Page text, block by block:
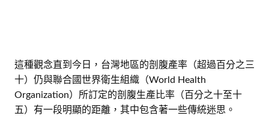
這種觀念直到今日，台灣地區的剖腹產率（超過百分之三
十）仍與聯合國世界衛生組織（World Health
Organization）所訂定的剖腹生產比率（百分之十至十
五）有一段明顯的距離，其中包含著一些傳統迷思。